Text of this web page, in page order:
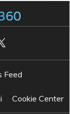
Feed
Cookie Center